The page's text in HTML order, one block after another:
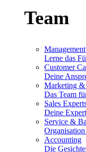
Team
Management
Lerne das
Customer
Deine
Marketing &
Das Team
Sales
Deine
Service &
Accounting
Die